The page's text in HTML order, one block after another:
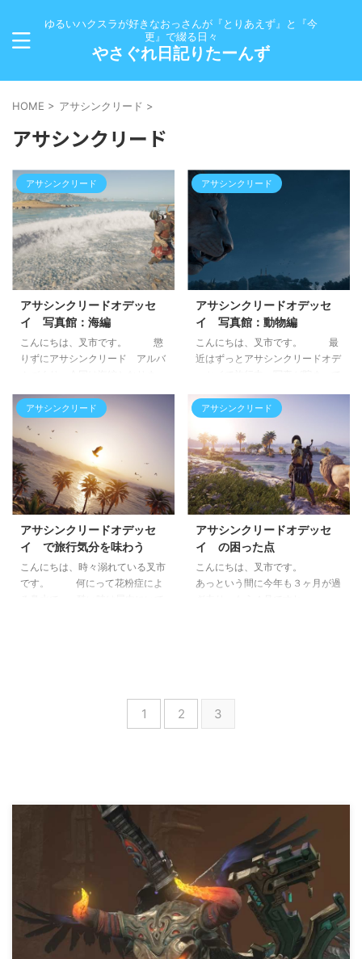
ゆるいハクスラが好きなおっさんが『とりあえず』と『今
更』で綴る日々
やさぐれ日記りたーんず
HOME > アサシンクリード >
アサシンクリード
アサシンクリード
アサシンクリードオデッセ
イ 写真館：海編
こんにちは、叉市です。 懲
りずにアサシンクリード アルバ
旅行写真撮ってるのかわからなく
なってきてます。 とにかく写
真が貯まってくるので、チョコチ
ョコ上げたいところ。で、水中の
ロケーションを全て発見するトロ
フィーを獲得した記念(？)に海編
でまとめてみました。 海
楽しんでます、ハイ。 ドッカー
ン！！(小並感) と敵船真っ二つに
する事でストレス解消に。船にも
色々種類があって、ちょっと大型
アサシンクリード
アサシンクリードオデッセ
イ 写真館：動物編
こんにちは、叉市です。 最
近はずっとアサシンクリードオデ
作成する事に。 自己満足な
いきます。今回は動物編。
伝説の動物たち アルテミスの娘
キャラクタークエストと呼ばれる
ものに、神話のヘラクレスが如く
伝説の生き物を狩ってこいと言わ
対象の動物たちは通常の個体より
も身体・攻撃力がかなり高いボス
扱い。そして容姿も少し違いま
す。 対象を全部狩ると弓ア
アサシンクリード
アサシンクリードオデッセ
イ で旅行気分を味わう
こんにちは、時々溺れている叉市
です。 何にって花粉症によ
回もご紹介した通り、オデッセイ
には「ビーストマスター」なる特
定の動物を連れて歩けるようにな
古代ギリシアを旅してまわりま
アサシンクリード
アサシンクリードオデッセ
イ の困った点
こんにちは、叉市です。
あっという間に今年も３ヶ月が過
お話。 フォトモードが楽し
すぎて ホライゾン ゼロドーン
や前作のオリジンズにもついてい
時があります。 ...
1 2 3